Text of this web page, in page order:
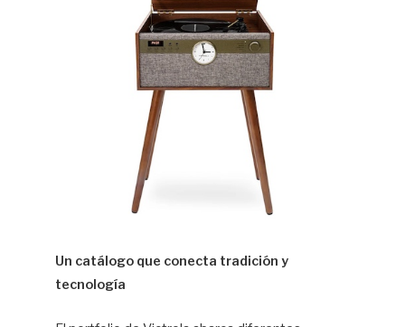
Un catálogo que conecta tradición y
tecnología